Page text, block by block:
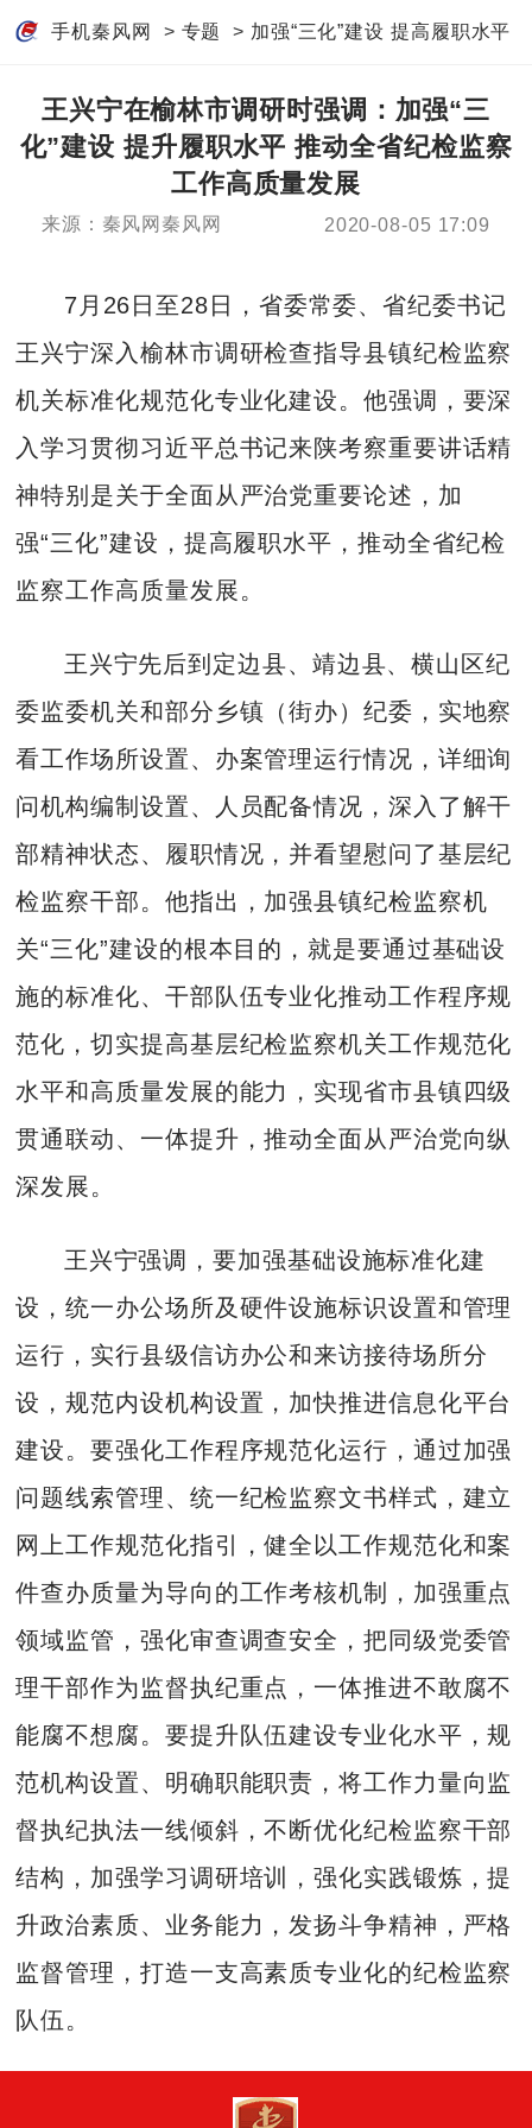
手机秦风网 > 专题 > 加强“三化”建设 提高履职水平
王兴宁在榆林市调研时强调：加强“三
化”建设 提升履职水平 推动全省纪检监察
工作高质量发展
来源：秦风网秦风网 2020-08-05 17:09
7月26日至28日，省委常委、省纪委书记
王兴宁深入榆林市调研检查指导县镇纪检监察
机关标准化规范化专业化建设。他强调，要深
入学习贯彻习近平总书记来陕考察重要讲话精
神特别是关于全面从严治党重要论述，加
强“三化”建设，提高履职水平，推动全省纪检
监察工作高质量发展。
王兴宁先后到定边县、靖边县、横山区纪
委监委机关和部分乡镇（街办）纪委，实地察
看工作场所设置、办案管理运行情况，详细询
问机构编制设置、人员配备情况，深入了解干
部精神状态、履职情况，并看望慰问了基层纪
检监察干部。他指出，加强县镇纪检监察机
关“三化”建设的根本目的，就是要通过基础设
施的标准化、干部队伍专业化推动工作程序规
范化，切实提高基层纪检监察机关工作规范化
水平和高质量发展的能力，实现省市县镇四级
贯通联动、一体提升，推动全面从严治党向纵
深发展。
王兴宁强调，要加强基础设施标准化建
设，统一办公场所及硬件设施标识设置和管理
运行，实行县级信访办公和来访接待场所分
设，规范内设机构设置，加快推进信息化平台
建设。要强化工作程序规范化运行，通过加强
问题线索管理、统一纪检监察文书样式，建立
网上工作规范化指引，健全以工作规范化和案
件查办质量为导向的工作考核机制，加强重点
领域监管，强化审查调查安全，把同级党委管
理干部作为监督执纪重点，一体推进不敢腐不
能腐不想腐。要提升队伍建设专业化水平，规
范机构设置、明确职能职责，将工作力量向监
督执纪执法一线倾斜，不断优化纪检监察干部
结构，加强学习调研培训，强化实践锻炼，提
升政治素质、业务能力，发扬斗争精神，严格
监督管理，打造一支高素质专业化的纪检监察
队伍。